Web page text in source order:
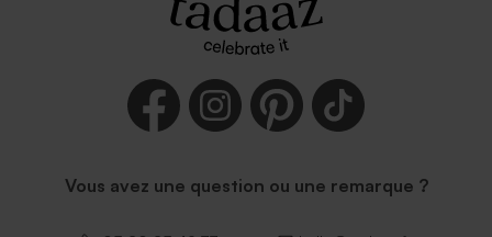
Vous avez une question ou une remarque ?